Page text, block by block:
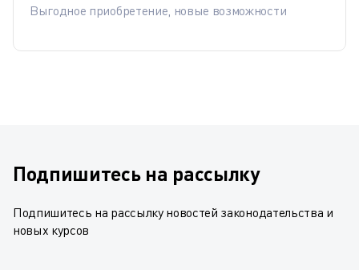
Выгодное приобретение, новые возможности
Подпишитесь на рассылку
Подпишитесь на рассылку новостей законодательства и
новых курсов